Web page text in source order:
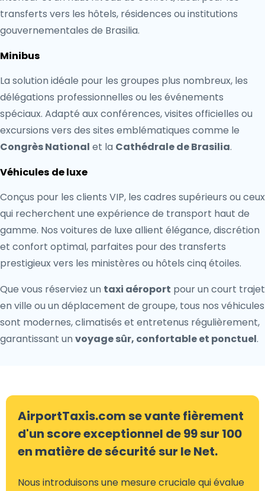
transferts vers les hôtels, résidences ou institutions
gouvernementales de Brasilia.
Minibus
La solution idéale pour les groupes plus nombreux, les
délégations professionnelles ou les événements
spéciaux. Adapté aux conférences, visites officielles ou
excursions vers des sites emblématiques comme le
Congrès National et la Cathédrale de Brasilia.
Véhicules de luxe
Conçus pour les clients VIP, les cadres supérieurs ou ceux
qui recherchent une expérience de transport haut de
gamme. Nos voitures de luxe allient élégance, discrétion
et confort optimal, parfaites pour des transferts
prestigieux vers les ministères ou hôtels cinq étoiles.
Que vous réserviez un taxi aéroport pour un court trajet
en ville ou un déplacement de groupe, tous nos véhicules
sont modernes, climatisés et entretenus régulièrement,
garantissant un voyage sûr, confortable et ponctuel.
AirportTaxis.com se vante fièrement
d'un score exceptionnel de 99 sur 100
en matière de sécurité sur le Net.
Nous introduisons une mesure cruciale qui évalue